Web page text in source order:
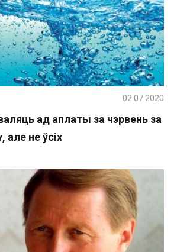
ад аплаты за чэрвень за
але не ўсіх
02.07.2020